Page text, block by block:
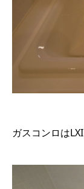
ガスコンロは